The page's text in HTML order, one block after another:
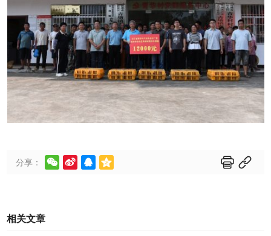
分享：      
相关文章